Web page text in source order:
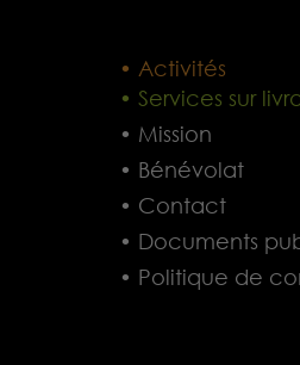
• Activités
• Services sur
• Mission
• Bénévolat
• Contact
• Documents
• Politique de